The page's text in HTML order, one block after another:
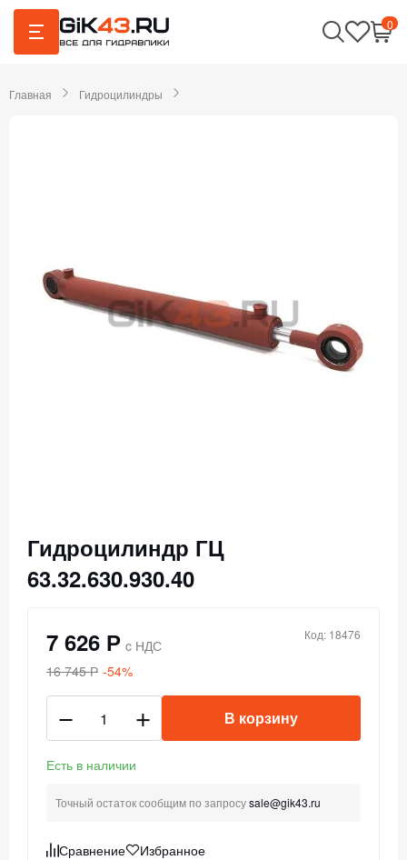
0
Главная Гидроцилиндры
Гидроцилиндр ГЦ
63.32.630.930.40
7 626 Р c НДС
16 745 Р -54%
Код: 18476
В корзину
Есть в наличии
Точный остаток сообщим по запросуsale@gik43.ru
Сравнение Избранное